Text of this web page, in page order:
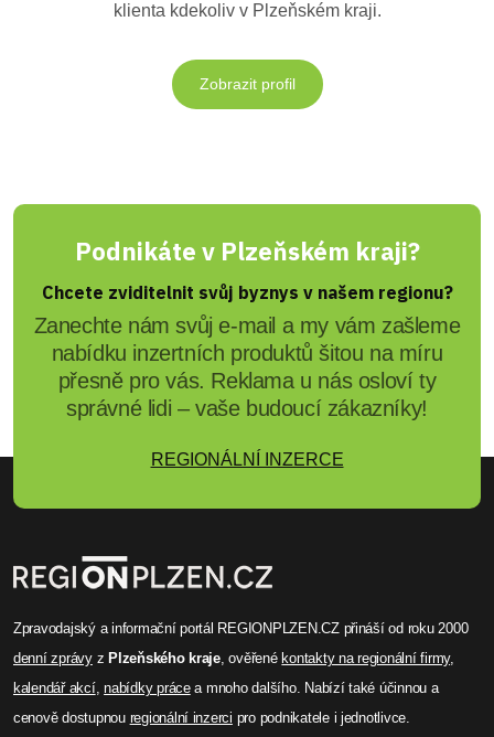
klienta kdekoliv v Plzeňském kraji.
Zobrazit profil
Podnikáte v Plzeňském kraji?
Chcete zviditelnit svůj byznys v našem regionu?
Zanechte nám svůj e-mail a my vám zašleme
nabídku inzertních produktů šitou na míru
přesně pro vás. Reklama u nás osloví ty
správné lidi – vaše budoucí zákazníky!
REGIONÁLNÍ INZERCE
Zpravodajský a informační portál REGIONPLZEN.CZ přináší od roku 2000
denní zprávyz Plzeňského kraje, ověřené kontakty na regionální firmy,
kalendář akcí,nabídky prácea mnoho dalšího. Nabízí také účinnou a
cenově dostupnou regionální inzerci pro podnikatele i jednotlivce.